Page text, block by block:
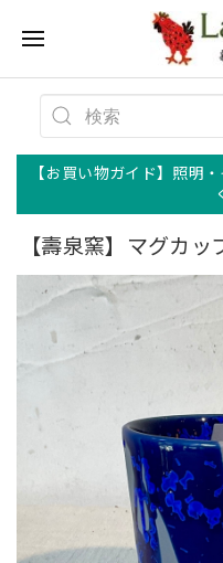
【お買い物ガイド】照
【壽泉窯】マグカ